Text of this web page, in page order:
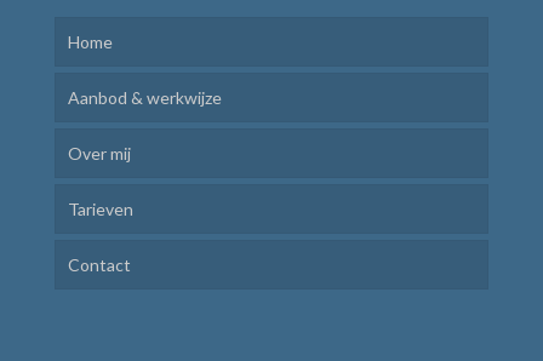
Home
Aanbod & werkwijze
Kindercoaching
Ik Leer Leren
Plannen en uitvoeren
Over mij
Tarieven
Contact